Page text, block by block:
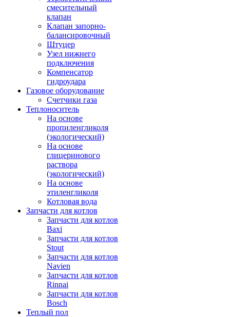
смесительный
клапан
Клапан запорно-
балансировочный
Штуцер
Узел нижнего
подключения
Компенсатор
гидроудара
Газовое оборудование
Счетчики газа
Теплоноситель
На основе
пропиленгликоля
(экологический)
На основе
глицеринового
раствора
(экологический)
На основе
этиленгликоля
Котловая вода
Запчасти для котлов
Запчасти для котлов
Baxi
Запчасти для котлов
Stout
Запчасти для котлов
Navien
Запчасти для котлов
Rinnai
Запчасти для котлов
Bosch
Теплый пол